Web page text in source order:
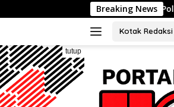
ke
Breaking News
Polsek Rawalumbu Ajak
Kotak Redaksi
tutup